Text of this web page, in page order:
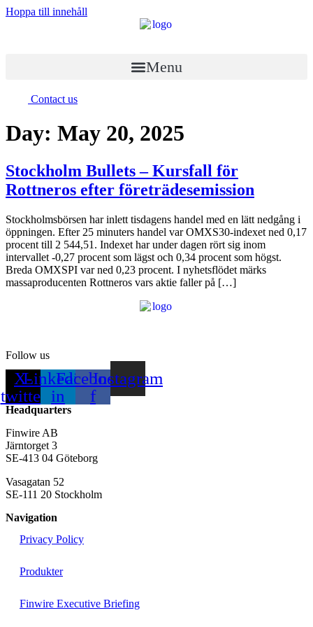
Hoppa till innehåll
Menu
Contact us
Day: May 20, 2025
Stockholm Bullets – Kursfall för
Rottneros efter företrädesemission
Stockholmsbörsen har inlett tisdagens handel med en lätt nedgång i
öppningen. Efter 25 minuters handel var OMXS30-indexet ned 0,17
procent till 2 544,51. Indexet har under dagen rört sig inom
intervallet -0,27 procent som lägst och 0,34 procent som högst.
Breda OMXSPI var ned 0,23 procent. I nyhetsflödet märks
massaproducenten Rottneros vars aktie faller på […]
Follow us
X-
twitter
Linkedin-
in
Facebook-
f
Instagram
Headquarters
Finwire AB
Järntorget 3
SE-413 04 Göteborg
Vasagatan 52
SE-111 20 Stockholm
Navigation
Privacy Policy
Produkter
Finwire Executive Briefing